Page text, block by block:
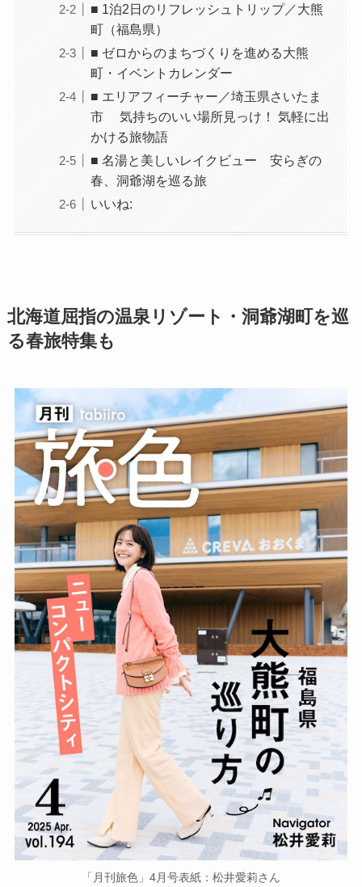
■ 1泊2日のリフレッシュトリップ／大熊
町（福島県）
■ ゼロからのまちづくりを進める大熊
町・イベントカレンダー
■ エリアフィーチャー／埼玉県さいたま
市 気持ちのいい場所見っけ！ 気軽に出
かける旅物語
■ 名湯と美しいレイクビュー 安らぎの
春、洞爺湖を巡る旅
いいね:
北海道屈指の温泉リゾート・洞爺湖町を巡
る春旅特集も
「月刊旅色」4月号表紙：松井愛莉さん